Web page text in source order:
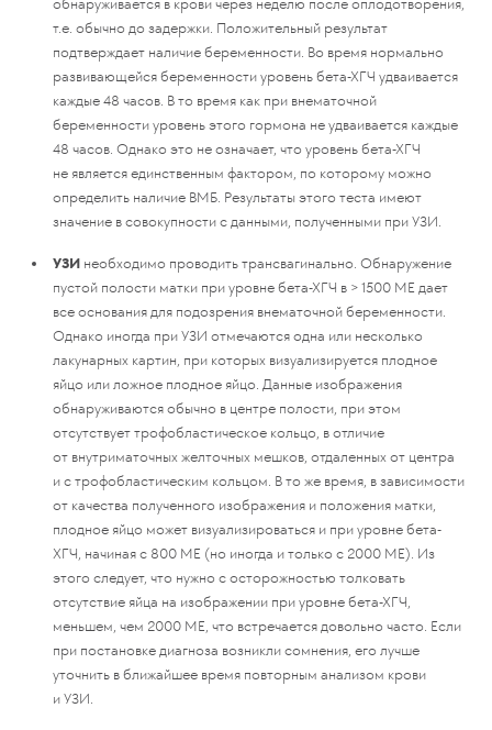
обнаруживается в крови через неделю после оплодотворения,
т.е. обычно до задержки. Положительный результат
подтверждает наличие беременности. Во время нормально
развивающейся беременности уровень бета-ХГЧ удваивается
каждые 48 часов. В то время как при внематочной
беременности уровень этого гормона не удваивается каждые
48 часов. Однако это не означает, что уровень бета-ХГЧ
не является единственным фактором, по которому можно
определить наличие ВМБ. Результаты этого теста имеют
значение в совокупности с данными, полученными при УЗИ.
УЗИ необходимо проводить трансвагинально. Обнаружение
пустой полости матки при уровне бета-ХГЧ в > 1500 МЕ дает
все основания для подозрения внематочной беременности.
Однако иногда при УЗИ отмечаются одна или несколько
лакунарных картин, при которых визуализируется плодное
яйцо или ложное плодное яйцо. Данные изображения
обнаруживаются обычно в центре полости, при этом
отсутствует трофобластическое кольцо, в отличие
от внутриматочных желточных мешков, отдаленных от центра
и с трофобластическим кольцом. В то же время, в зависимости
от качества полученного изображения и положения матки,
плодное яйцо может визуализироваться и при уровне бета-
ХГЧ, начиная с 800 МЕ (но иногда и только с 2000 МЕ). Из
этого следует, что нужно с осторожностью толковать
отсутствие яйца на изображении при уровне бета-ХГЧ,
меньшем, чем 2000 МЕ, что встречается довольно часто. Если
при постановке диагноза возникли сомнения, его лучше
уточнить в ближайшее время повторным анализом крови
и УЗИ.